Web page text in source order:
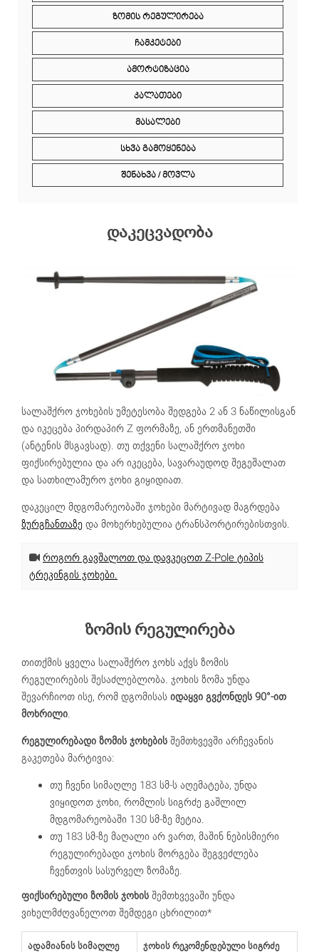
ᲖᲝᲛᲘᲡ ᲠᲔᲒᲣᲚᲘᲠᲔᲑᲐ
ᲩᲐᲛᲙᲔᲢᲔᲑᲘ
ᲐᲛᲝᲠᲢᲘᲖᲐᲪᲘᲐ
ᲙᲐᲚᲐᲗᲔᲑᲘ
ᲛᲐᲡᲐᲚᲔᲑᲘ
ᲡᲮᲕᲐ ᲒᲐᲛᲝᲧᲔᲜᲔᲑᲐ
ᲨᲔᲜᲐᲮᲕᲐ / ᲛᲝᲕᲚᲐ
დაკეცვადობა
სალაშქრო ჯოხების უმეტესობა შედგება 2 ან 3 ნაწილისგან
და იკეცება პირდაპირ Z ფორმაზე, ან ერთმანეთში
(ანტენის მსგავსად). თუ თქვენი სალაშქრო ჯოხი
ფიქსირებულია და არ იკეცება, სავარაუდოდ შეგეშალათ
და სათხილამურო ჯოხი გიყიდიათ.
დაკეცილ მდგომარეობაში ჯოხები მარტივად მაგრდება
ზურგჩანთაზე და მოხერხებულია ტრანსპორტირებისთვის.
როგორ გავშალოთ და დავკეცოთ Z-Pole ტიპის
ტრეკინგის ჯოხები.
ზომის რეგულირება
თითქმის ყველა სალაშქრო ჯოხს აქვს ზომის
რეგულირების შესაძლებლობა. ჯოხის ზომა უნდა
შევარჩიოთ ისე, რომ დგომისას იდაყვი გვქონდეს 90°-ით
მოხრილი.
რეგულირებადი ზომის ჯოხების შემთხვევში არჩევანის
გაკეთება მარტივია:
თუ ჩვენი სიმაღლე 183 სმ-ს აღემატება, უნდა
ვიყიდოთ ჯოხი, რომლის სიგრძე გაშლილ
მდგომარეობაში 130 სმ-ზე მეტია.
თუ 183 სმ-ზე მაღალი არ ვართ, მაშინ ნებისმიერი
რეგულირებადი ჯოხის მორგება შეგვეძლება
ჩვენთვის სასურველ ზომაზე.
ფიქსირებული ზომის ჯოხის შემთხვევაში უნდა
ვიხელმძღვანელოთ შემდეგი ცხრილით*
ადამიანის სიმაღლე ჯოხის რეკომენდებული სიგრძე